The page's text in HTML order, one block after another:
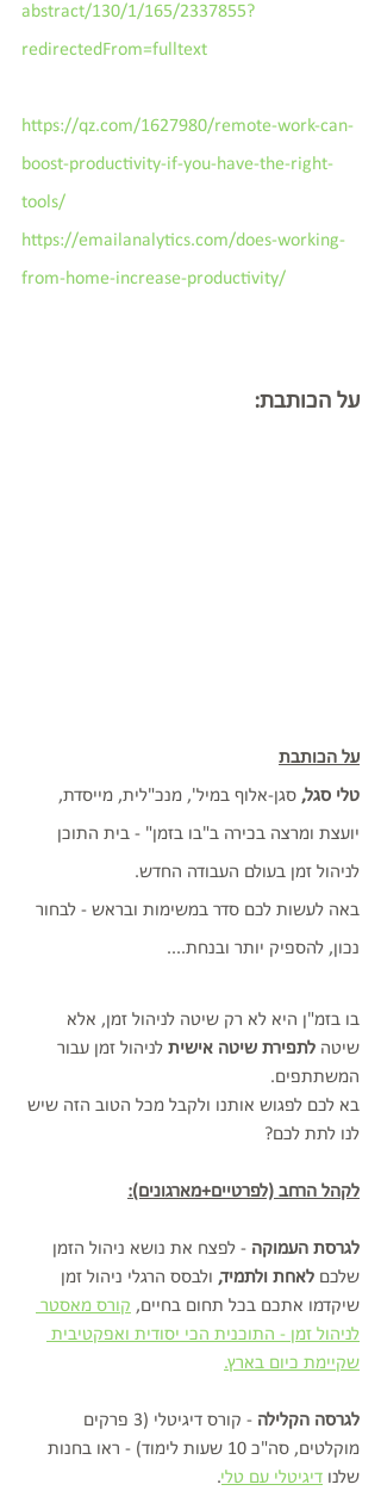
abstract/130/1/165/2337855?
redirectedFrom=fulltext
https://qz.com/1627980/remote-work-can-
boost-productivity-if-you-have-the-right-
tools/
https://emailanalytics.com/does-working-
from-home-increase-productivity/
על הכותבת:
על הכותבת
טלי סגל, סגן-אלוף במיל', מנכ"לית, מייסדת,
יועצת ומרצה בכירה ב"בו בזמן" - בית התוכן
לניהול זמן בעולם העבודה החדש.
באה לעשות לכם סדר במשימות ובראש - לבחור
נכון, להספיק יותר ובנחת....
בו בזמ"ן היא לא רק שיטה לניהול זמן, אלא
שיטה לתפירת שיטה אישית לניהול זמן עבור
המשתתפים.
בא לכם לפגוש אותנו ולקבל מכל הטוב הזה שיש
לנו לתת לכם?
לקהל הרחב (לפרטיים+מארגונים):
לגרסת העמוקה - לפצח את נושא ניהול הזמן
שלכם לאחת ולתמיד, ולבסס הרגלי ניהול זמן
שיקדמו אתכם בכל תחום בחיים, קורס מאסטר
לניהול זמן - התוכנית הכי יסודית ואפקטיבית
שקיימת כיום בארץ.
לגרסה הקלילה
- קורס דיגיטלי (3 פרקים
מוקלטים, סה"כ 10 שעות לימוד) - ראו בחנות
שלנו דיגיטלי עם טלי.